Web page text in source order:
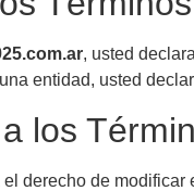
, usted
entidad, usted
los
el derecho de